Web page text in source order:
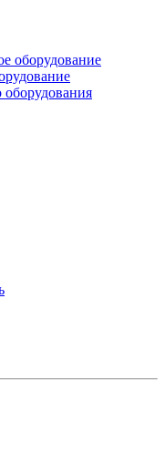
оборудование
оборудования